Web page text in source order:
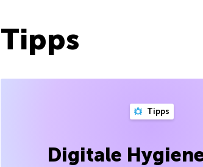
Tipps
Tipps
Digitale